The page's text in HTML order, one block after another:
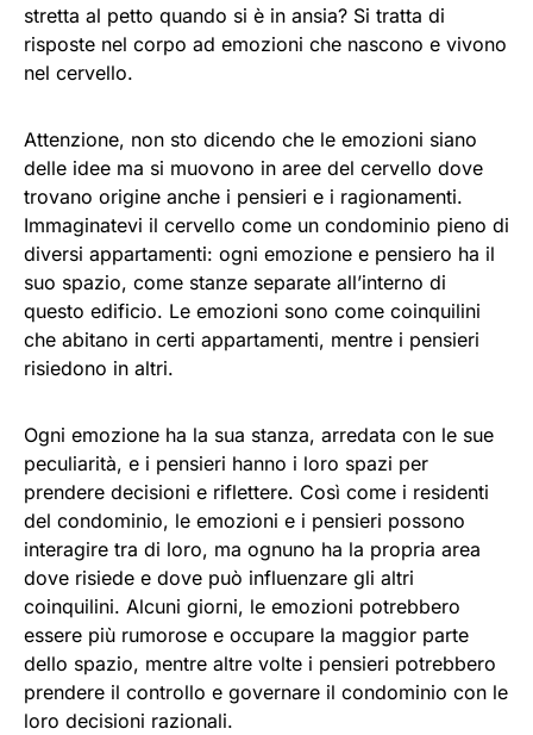
stretta al petto quando si è in ansia? Si tratta di
risposte nel corpo ad emozioni che nascono e vivono
nel cervello.
Attenzione, non sto dicendo che le emozioni siano
delle idee ma si muovono in aree del cervello dove
trovano origine anche i pensieri e i ragionamenti.
Immaginatevi il cervello come un condominio pieno di
diversi appartamenti: ogni emozione e pensiero ha il
suo spazio, come stanze separate all’interno di
questo edificio. Le emozioni sono come coinquilini
che abitano in certi appartamenti, mentre i pensieri
risiedono in altri.
Ogni emozione ha la sua stanza, arredata con le sue
peculiarità, e i pensieri hanno i loro spazi per
prendere decisioni e riflettere. Così come i residenti
del condominio, le emozioni e i pensieri possono
interagire tra di loro, ma ognuno ha la propria area
dove risiede e dove può influenzare gli altri
coinquilini. Alcuni giorni, le emozioni potrebbero
essere più rumorose e occupare la maggior parte
dello spazio, mentre altre volte i pensieri potrebbero
prendere il controllo e governare il condominio con le
loro decisioni razionali.